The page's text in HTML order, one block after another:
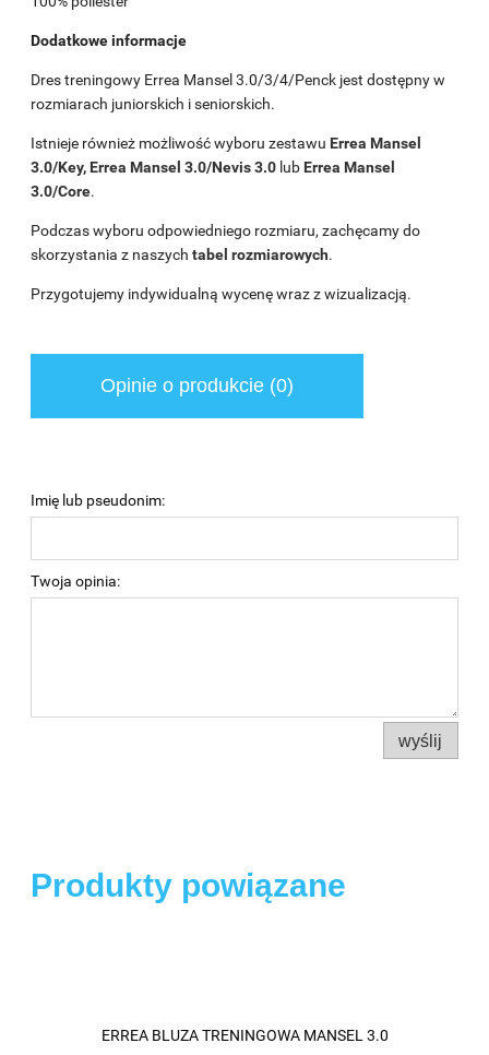
Dodatkowe informacje
Dres treningowy Errea Mansel 3.0/3/4/Penck jest dostępny w
rozmiarach juniorskich i seniorskich.
Istnieje również możliwość wyboru zestawu Errea Mansel
3.0/Key, Errea Mansel 3.0/Nevis 3.0 lub Errea Mansel
3.0/Core.
Podczas wyboru odpowiedniego rozmiaru, zachęcamy do
skorzystania z naszych tabel rozmiarowych.
Przygotujemy indywidualną wycenę wraz z wizualizacją.
Opinie o produkcie (0)
Imię lub pseudonim:
Twoja opinia:
wyślij
Produkty powiązane
ERREA BLUZA TRENINGOWA MANSEL 3.0